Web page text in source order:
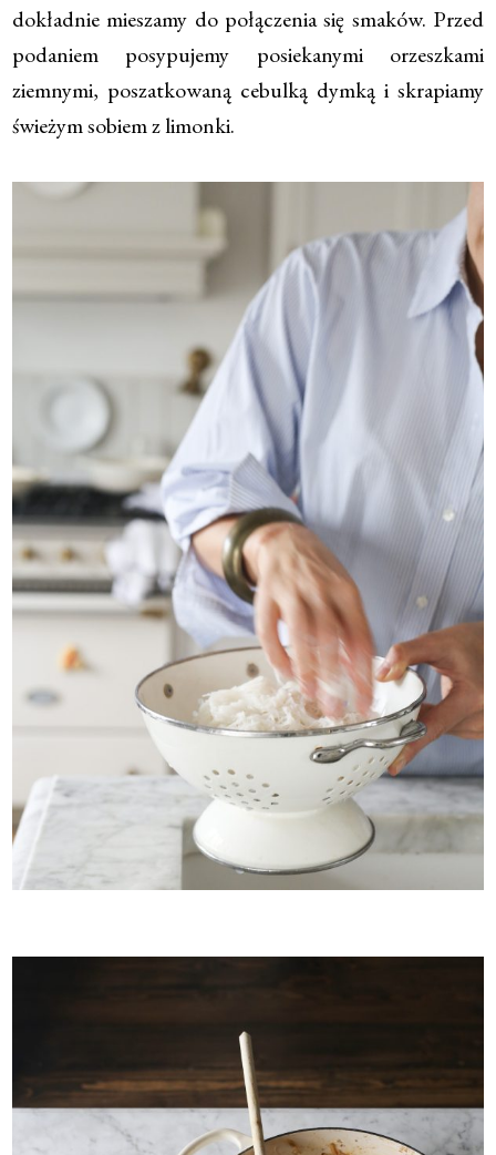
dokładnie mieszamy do połączenia się smaków. Przed
podaniem posypujemy posiekanymi orzeszkami
ziemnymi, poszatkowaną cebulką dymką i skrapiamy
świeżym sobiem z limonki.